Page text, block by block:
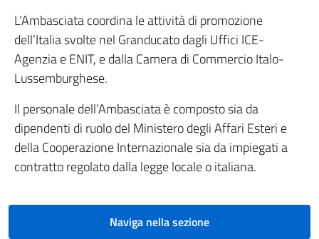
L’Ambasciata coordina le attività di promozione
dell’Italia svolte nel Granducato dagli Uffici ICE-
Agenzia e ENIT, e dalla Camera di Commercio Italo-
Lussemburghese.
Il personale dell’Ambasciata è composto sia da
dipendenti di ruolo del Ministero degli Affari Esteri e
della Cooperazione Internazionale sia da impiegati a
contratto regolato dalla legge locale o italiana.
Naviga nella sezione